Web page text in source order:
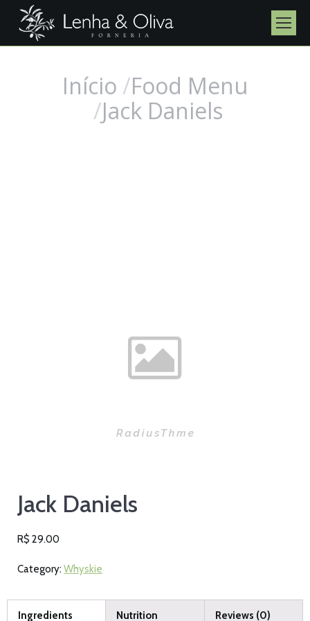
Você está aqui:Início Food Menu
Jack Daniels
Jack Daniels
R$ 29.00
Category: Whyskie
Ingredients Nutrition Reviews (0)